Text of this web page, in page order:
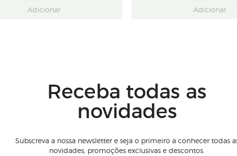
Adicionar Adicionar
Receba todas as
novidades
Subscreva a nossa newsletter e seja o primeiro a conhecer todas
novidades, promoções exclusivas e descontos.